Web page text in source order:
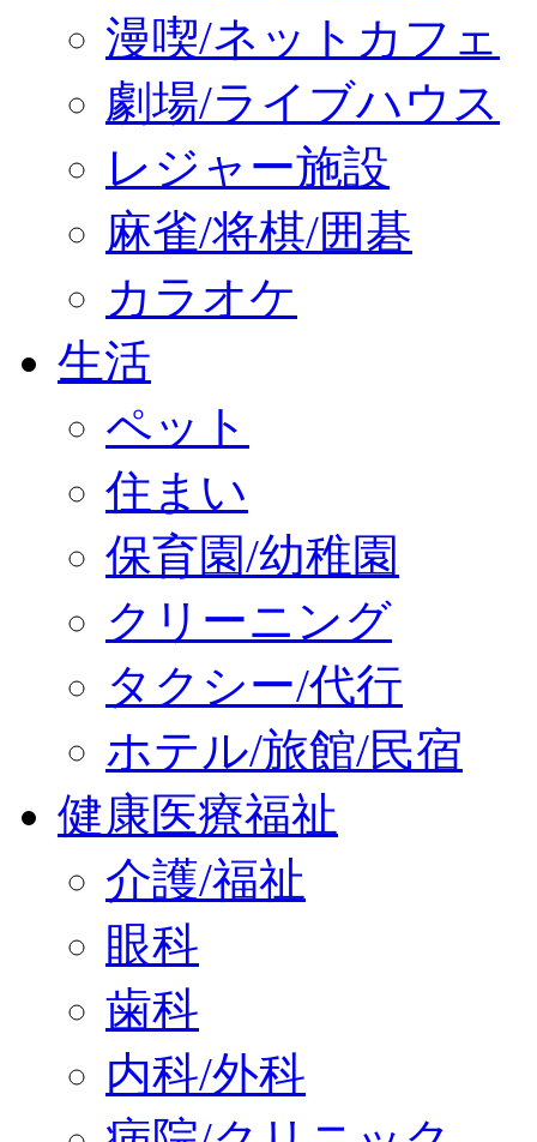
漫喫/ネットカフェ
劇場/ライブハウス
レジャー施設
麻雀/将棋/囲碁
カラオケ
生活
ペット
住まい
保育園/幼稚園
クリーニング
タクシー/代行
ホテル/旅館/民宿
健康医療福祉
介護/福祉
眼科
歯科
内科/外科